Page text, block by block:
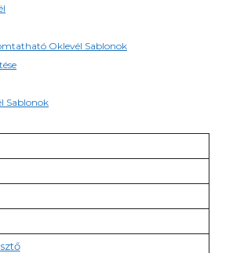
Oklevél Sablonok
Sablonok